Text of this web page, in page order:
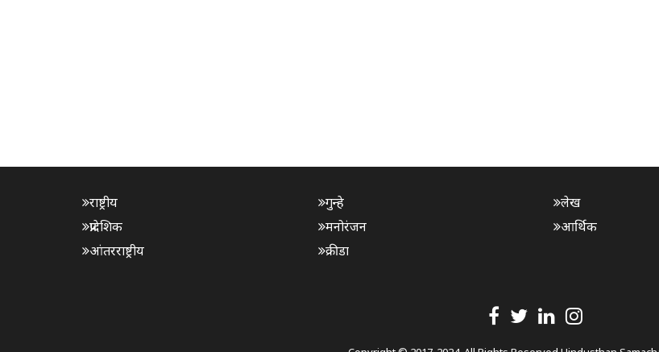
राष्ट्रीय
प्रादेशिक
आंतरराष्ट्रीय
गुन्हे
मनोरंजन
क्रीडा
लेख
आर्थिक